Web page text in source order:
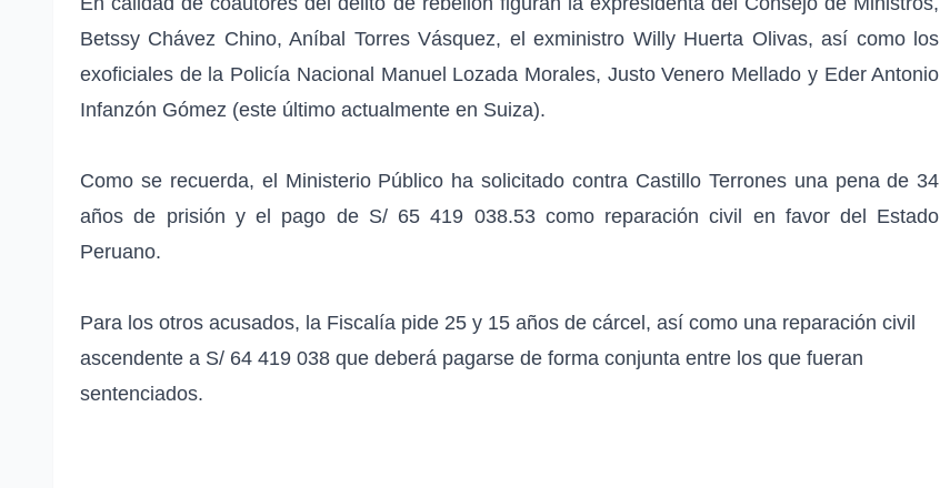
Betssy Chávez Chino, Aníbal Torres Vásquez, el exministro Willy Huerta Olivas, así como los
exoficiales de la Policía Nacional Manuel Lozada Morales, Justo Venero Mellado y Eder Antonio
Infanzón Gómez (este último actualmente en Suiza).
Como se recuerda, el Ministerio Público ha solicitado contra Castillo Terrones una pena de 34
años de prisión y el pago de S/ 65 419 038.53 como reparación civil en favor del Estado
Peruano.
Para los otros acusados, la Fiscalía pide 25 y 15 años de cárcel, así como una reparación civil
ascendente a S/ 64 419 038 que deberá pagarse de forma conjunta entre los que fueran
sentenciados.